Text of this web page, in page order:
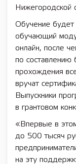
Нижегородской
Обучение будет
обучающий
онлайн, после
по составлению
прохождения
вручат
Выпускники
в грантовом
«Впервые в
до 500 тысяч
на эту